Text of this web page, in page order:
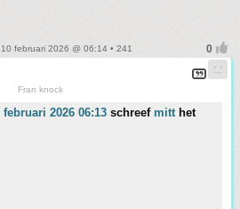
februari 2026 @ 06:14 • 241
Fran knock
2026 06:13 schreef mitthet